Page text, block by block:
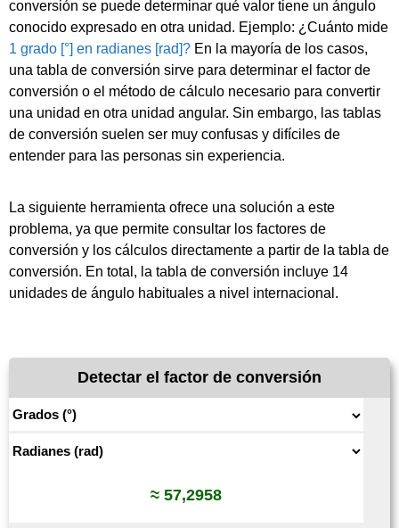
conversión se puede determinar qué valor tiene un ángulo
conocido expresado en otra unidad. Ejemplo: ¿Cuánto mide
1 grado [°] en radianes [rad]? En la mayoría de los casos,
una tabla de conversión sirve para determinar el factor de
conversión o el método de cálculo necesario para convertir
una unidad en otra unidad angular. Sin embargo, las tablas
de conversión suelen ser muy confusas y difíciles de
entender para las personas sin experiencia.
La siguiente herramienta ofrece una solución a este
problema, ya que permite consultar los factores de
conversión y los cálculos directamente a partir de la tabla de
conversión. En total, la tabla de conversión incluye 14
unidades de ángulo habituales a nivel internacional.
Detectar el factor de conversión
≈ 57,2958